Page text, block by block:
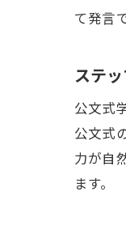
て発言
ステ
公文式
公文式
力が自
ます。